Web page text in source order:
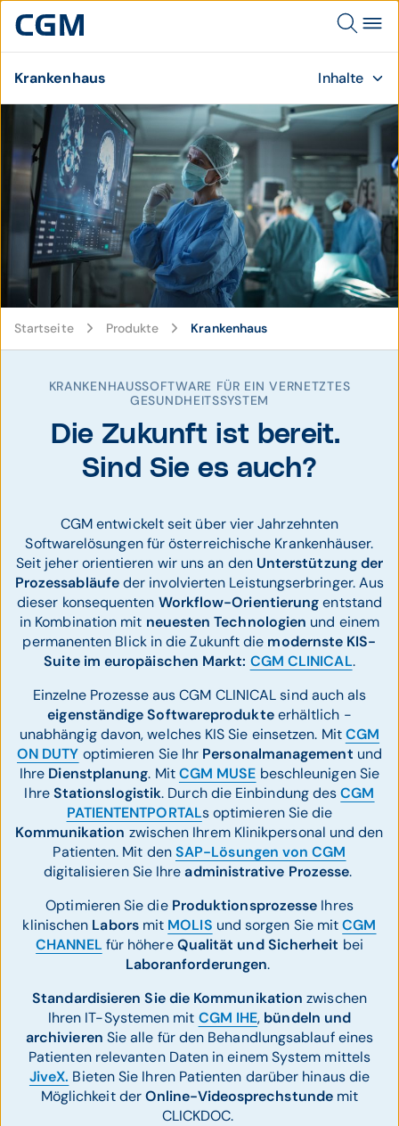
Krankenhaus Inhalte
Startseite Produkte Krankenhaus
KRANKENHAUSSOFTWARE FÜR EIN VERNETZTES
GESUNDHEITSSYSTEM
Die Zukunft ist bereit.
Sind Sie es auch?
CGM entwickelt seit über vier Jahrzehnten
Softwarelösungen für österreichische Krankenhäuser.
Seit jeher orientieren wir uns an den Unterstützung der
Prozessabläufeder involvierten Leistungserbringer. Aus
dieser konsequenten Workflow-Orientierungentstand
in Kombination mit neuesten Technologien und einem
permanenten Blick in die Zukunft die modernste KIS-
Suite im europäischen Markt: CGM CLINICAL.
Einzelne Prozesse aus CGM CLINICAL sind auch als
eigenständige Softwareprodukteerhältlich -
unabhängig davon, welches KIS Sie einsetzen. MitCGM
ON DUTY optimieren Sie Ihr Personalmanagement und
Ihre Dienstplanung. MitCGM MUSE beschleunigen Sie
IhreStationslogistik. Durch die Einbindung desCGM
PATIENTENTPORTALs optimieren Sie die
Kommunikation zwischen Ihrem Klinikpersonal und den
Patienten. Mit denSAP-Lösungen von CGM
digitalisieren Sie Ihreadministrative Prozesse.
Optimieren Sie die Produktionsprozesse Ihres
klinischen Labors mit MOLIS und sorgen Sie mitCGM
CHANNEL für höhereQualität und Sicherheit bei
Laboranforderungen.
Standardisieren Sie die Kommunikationzwischen
Ihren IT-Systemen mit CGM IHE, bündeln und
archivieren Sie alle für den Behandlungsablauf eines
Patienten relevanten Daten in einem System mittels
JiveX. Bieten Sie Ihren Patienten darüber hinaus die
Möglichkeit derOnline-Videosprechstunde mit
CLICKDOC.